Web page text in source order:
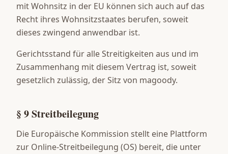
mit Wohnsitz in der EU können sich auch auf das
Recht ihres Wohnsitzstaates berufen, soweit
dieses zwingend anwendbar ist.
Gerichtsstand für alle Streitigkeiten aus und im
Zusammenhang mit diesem Vertrag ist, soweit
gesetzlich zulässig, der Sitz von magoody.
§ 9 Streitbeilegung
Die Europäische Kommission stellt eine Plattform
zur Online-Streitbeilegung (OS) bereit, die unter